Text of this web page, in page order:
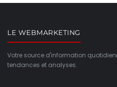
LE WEBMARKETING
Votre source d'information
tendances et analyses.